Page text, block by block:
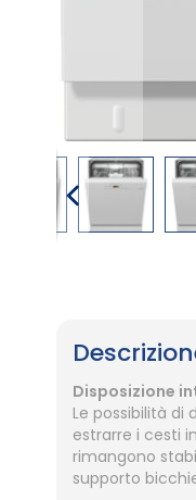
Disposizione
Le possibilità
estrarre i cesti
rimangono
supporto